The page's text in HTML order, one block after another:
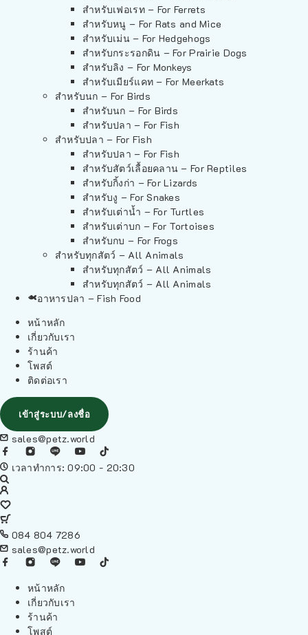
สำหรับเฟอเรท – For Ferrets
สำหรับหนู – For Rats and Mice
สำหรับเม่น – For Hedgehogs
สำหรับกระรอกดิน – For Prairie Dogs
สำหรับลิง – For Monkeys
สำหรับเมียร์แคท – For Meerkats
สำหรับนก – For Birds
สำหรับนก – For Birds
สำหรับปลา – For Fish
สำหรับปลา – For Fish
สำหรับปลา – For Fish
สำหรับสัตว์เลื้อยคลาน – For Reptiles
สำหรับกิ้งก่า – For Lizards
สำหรับงู – For Snakes
สำหรับเต่าน้ำ – For Turtles
สำหรับเต่าบก – For Tortoises
สำหรับกบ – For Frogs
สำหรับทุกสัตว์ – All Animals
สำหรับทุกสัตว์ – All Animals
สำหรับทุกสัตว์ – All Animals
อาหารปลา – Fish Food
หน้าหลัก
เกี่ยวกับเรา
ร้านค้า
โพสต์
ติดต่อเรา
เข้าสู่ระบบ/ลงชื่อ
sales@petz.world
เวลาทำการ: 09:00 - 20:30
084 804 7286
sales@petz.world
หน้าหลัก
เกี่ยวกับเรา
ร้านค้า
โพสต์